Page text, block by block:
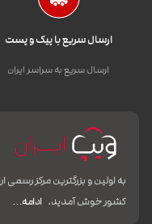
ارسال سریع با پیک و پست
ارسال سریع به سراسر ایران
به اولین و بزرگترین مرکز
کشور خوش آمدید. ادامه…